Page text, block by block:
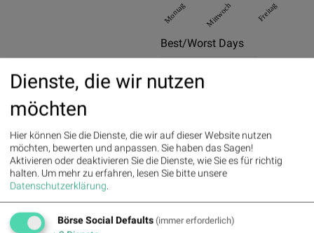
Montag Mittwoch Freitag
Best/Worst Days
08.05.2015
28.09.2015 -4.94%
24.08.2015 -3.98%
Pics
Dienste, die wir nutzen
möchten
Hier können Sie die Dienste, die wir auf dieser Website nutzen
möchten, bewerten und anpassen. Sie haben das Sagen!
Aktivieren oder deaktivieren Sie die Dienste, wie Sie es für richtig
halten. Um mehr zu erfahren, lesen Sie bitte unsere
Datenschutzerklärung.
Börse Social Defaults (immer erforderlich)